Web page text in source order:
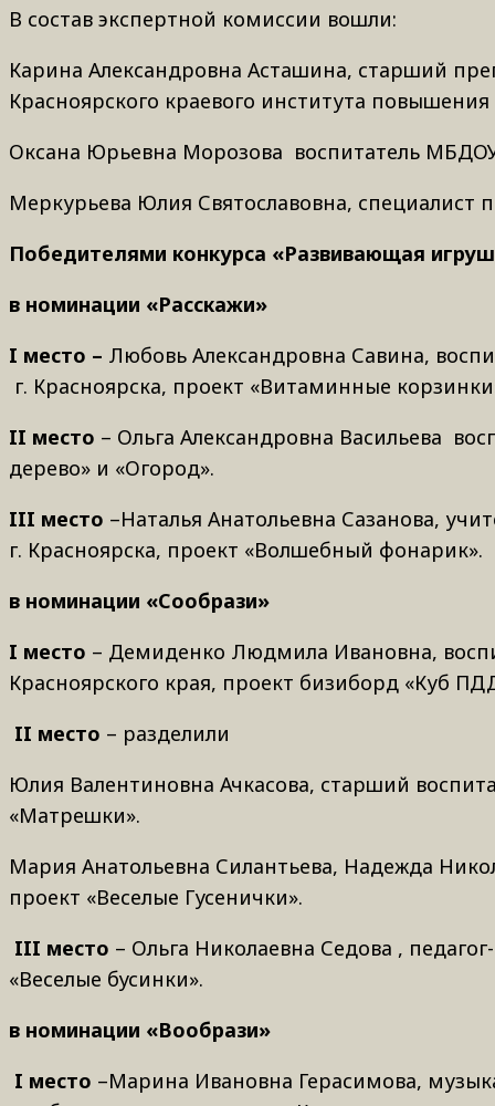
В состав экспертной комиссии вошли:
Карина Александровна Асташина, старший
Красноярского краевого института
Оксана Юрьевна Морозова воспитатель
Меркурьева Юлия Святославовна, специалист
Победителями конкурса «Развивающая
в номинации «Расскажи»
I место – Любовь Александровна Савина,
г. Красноярска, проект «Витаминные
II место – Ольга Александровна Васильева
дерево» и «Огород».
III место –Наталья Анатольевна Сазанова,
г. Красноярска, проект «Волшебный фонарик».
в номинации «Сообрази»
I место – Демиденко Людмила Ивановна,
Красноярского края, проект бизиборд «Куб
II место ­– разделили
Юлия Валентиновна Ачкасова, старший
«Матрешки».
Мария Анатольевна Силантьева, Надежда
проект «Веселые Гусенички».
III место – Ольга Николаевна Седова ,
«Веселые бусинки».
в номинации «Вообрази»
I место –Марина Ивановна Герасимова,